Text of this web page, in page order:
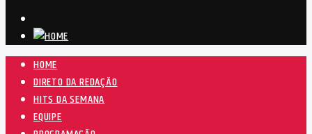
HOME
DIRETO DA REDAÇÃO
HITS DA SEMANA
EQUIPE